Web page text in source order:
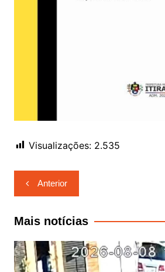
Visualizações: 2.535
Navegação
de
Post
Anterior
Mais notícias